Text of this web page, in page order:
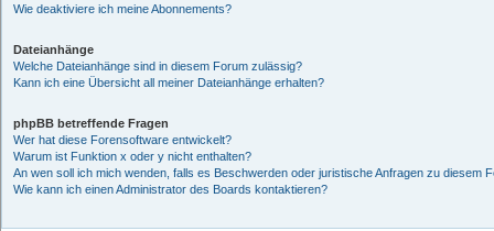
Wie deaktiviere ich meine Abonnements?
Dateianhänge
Welche Dateianhänge sind in diesem Forum zulässig?
Kann ich eine Übersicht all meiner Dateianhänge erhalten?
phpBB betreffende Fragen
Wer hat diese Forensoftware entwickelt?
Warum ist Funktion x oder y nicht enthalten?
An wen soll ich mich wenden, falls es Beschwerden oder juristische Anfragen zu diesem
Wie kann ich einen Administrator des Boards kontaktieren?